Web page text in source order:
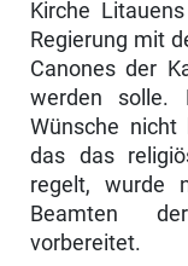
Kirche
Regierung mit
Canones der
werden solle.
Wünsche
das das
regelt, wurde
Beamten
vorbereitet.